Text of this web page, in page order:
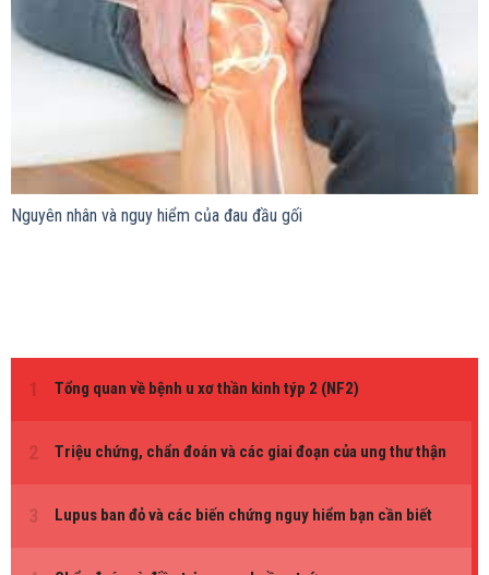
Nguyên nhân và nguy hiểm của đau đầu gối